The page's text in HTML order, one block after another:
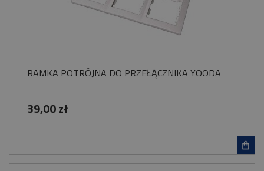
RAMKA POTRÓJNA DO PRZEŁĄCZNIKA YOODA
39,00 zł